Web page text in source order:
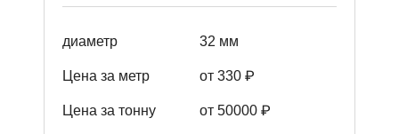
диаметр 32 мм
Цена за метр от 330 ₽
Цена за тонну от 50000 ₽